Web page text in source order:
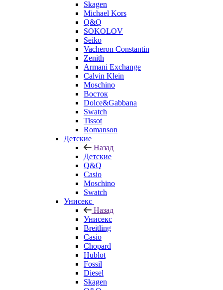
Skagen
Michael Kors
Q&Q
SOKOLOV
Seiko
Vacheron Constantin
Zenith
Armani Exchange
Calvin Klein
Moschino
Восток
Dolce&Gabbana
Swatch
Tissot
Romanson
Детские
Назад
Детские
Q&Q
Casio
Moschino
Swatch
Унисекс
Назад
Унисекс
Breitling
Casio
Chopard
Hublot
Fossil
Diesel
Skagen